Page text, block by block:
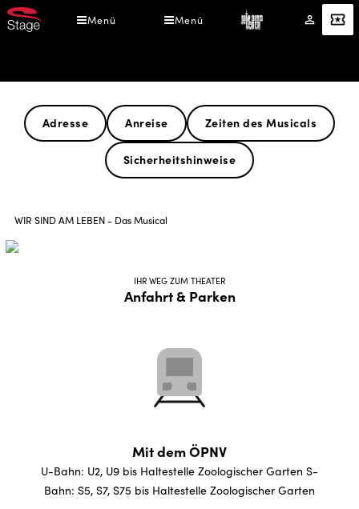
Direkt
zum
Menü Menü
Mein
Konto
Angebot
Adresse Anreise Zeiten des Musicals
Sicherheitshinweise
Pfadnavigation
WIR SIND AM LEBEN - Das Musical
IHR WEG ZUM THEATER
Anfahrt & Parken
Mit dem ÖPNV
U-Bahn: U2, U9 bis Haltestelle Zoologischer Garten S-
Bahn: S5, S7, S75 bis Haltestelle Zoologischer Garten